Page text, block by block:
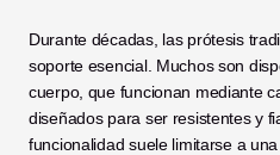
Durante décadas, las prótesis
soporte esencial. Muchos son
cuerpo, que funcionan mediante
diseñados para ser resistentes y
funcionalidad suele limitarse a